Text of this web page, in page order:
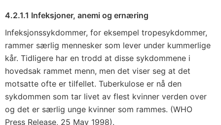
4.2.1.1 Infeksjoner, anemi og ernæring
Infeksjonssykdommer, for eksempel tropesykdommer,
rammer særlig mennesker som lever under kummerlige
kår. Tidligere har en trodd at disse sykdommene i
hovedsak rammet menn, men det viser seg at det
motsatte ofte er tilfellet. Tuberkulose er nå den
sykdommen som tar livet av flest kvinner verden over
og det er særlig unge kvinner som rammes. (WHO
Press Release, 25 May 1998).